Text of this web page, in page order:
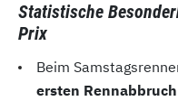
Statistische
Prix
Beim
ersten